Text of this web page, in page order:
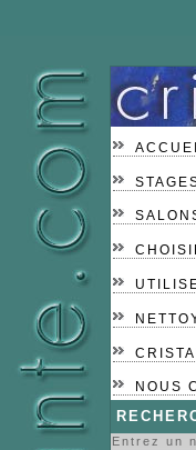
NOUS
Entrez un